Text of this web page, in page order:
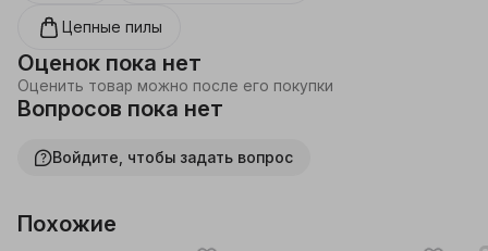
Цепные пилы
Оценок пока нет
Оценить товар можно после его покупки
Вопросов пока нет
Войдите, чтобы задать вопрос
Похожие